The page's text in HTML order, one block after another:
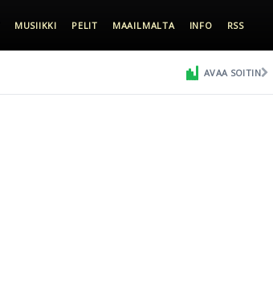
MUSIIKKI PELIT MAAILMALTA INFO RSS
AVAA SOITIN